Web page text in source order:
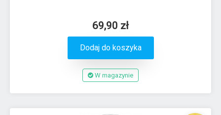
69,90 zł
Dodaj do koszyka
W magazynie